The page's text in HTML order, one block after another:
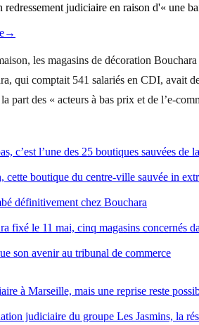
judiciaire en raison d'« une
→
les magasins de décoration
qui comptait 541 salariés en CDI, avait
part des « acteurs à bas prix et de l’e-
c’est l’une des 25 boutiques sauvées de
boutique du centre-ville sauvée in
définitivement chez Bouchara
fixé le 11 mai, cinq magasins concernés
son avenir au tribunal de commerce
à Marseille, mais une reprise reste
judiciaire du groupe Les Jasmins, la